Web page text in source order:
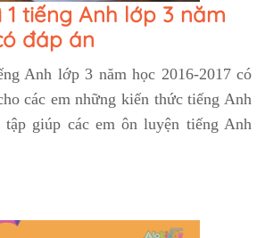
tiếng Anh lớp 3 năm
đáp án
Anh lớp 3 năm học 2016-2017 có
các em những kiến thức tiếng Anh
giúp các em ôn luyện tiếng Anh